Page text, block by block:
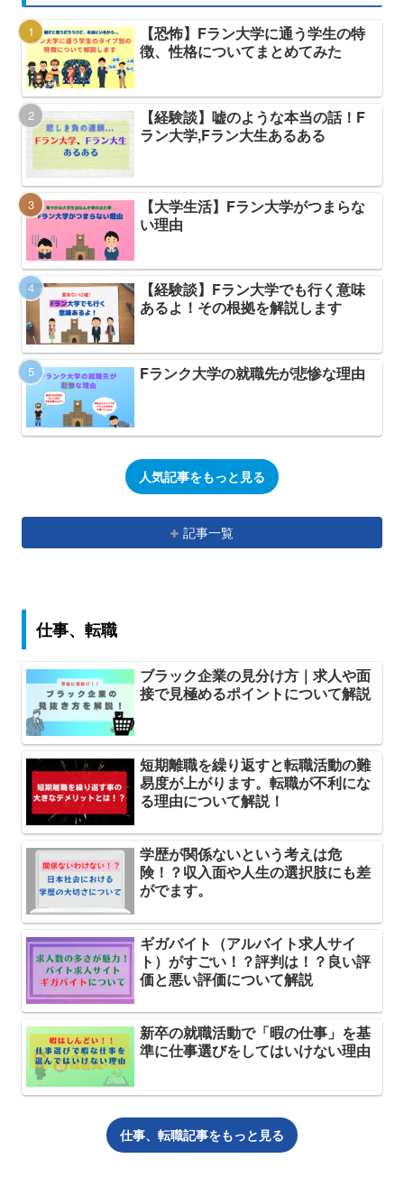
【恐怖】Fラン大学に通う学生の特
徴、性格についてまとめてみた
【経験談】嘘のような本当の話！F
ラン大学,Fラン大生あるある
【大学生活】Fラン大学がつまらな
い理由
【経験談】Fラン大学でも行く意味
あるよ！その根拠を解説します
Fランク大学の就職先が悲惨な理由
人気記事をもっと見る
記事一覧
仕事、転職
ブラック企業の見分け方｜求人や面
接で見極めるポイントについて解説
短期離職を繰り返すと転職活動の難
易度が上がります。転職が不利にな
る理由について解説！
学歴が関係ないという考えは危
険！？収入面や人生の選択肢にも差
がでます。
ギガバイト（アルバイト求人サイ
ト）がすごい！？評判は！？良い評
価と悪い評価について解説
新卒の就職活動で「暇の仕事」を基
準に仕事選びをしてはいけない理由
仕事、転職記事をもっと見る